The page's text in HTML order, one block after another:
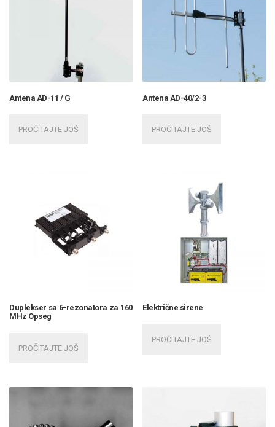
Antena AD-11 / G
PROČITAJTE JOŠ
Antena AD-40/2-3
PROČITAJTE JOŠ
Duplekser sa 6-rezonatora za 160
MHz Opseg
PROČITAJTE JOŠ
Električne sirene
PROČITAJTE JOŠ